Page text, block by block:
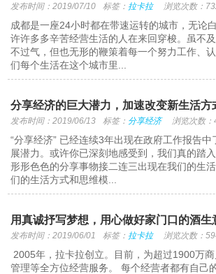
发布时间：2019/07/10 标签： 拉卡拉 浏览次数：
成都是一座24小时都在带速运转的城市，无论
许许多多辛苦经营生活的人在来回穿梭。虽不
不过气，但也无形的鞭策着每一个努力工作、
们每个生活在这个城市里...
分享经济的巨大潜力，加速改变新生活方
发布时间：2019/06/13 标签： 分享经济 浏览次数
“分享经济” 已经连续3年出现在政府工作报告
展潜力。或许你已深刻地感受到，我们真的踏
形形色色的分享事物接二连三出现在我们的生
们的生活方式和思维模...
用真诚抒写梦想，用心做好家门口的酒生
发布时间：2019/06/01 标签： 拉卡拉 浏览次数：
2005年，拉卡拉创立。目前，为超过1900万
管理等全方位经营服务。 每个经营者都有自己